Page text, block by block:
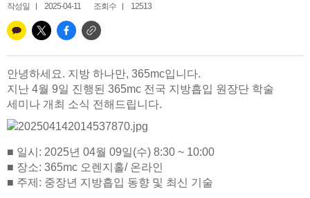
Line: 327
작성일 2025-04-11 조회수 12513
안녕하세요. 지방 하나만, 365mc입니다.
지난 4월 9일 진행된 365mc 전국 지방흡입 원장단 학술
세미나 개최 소식 전해드립니다.
■ 일시: 2025년 04월 09일(수) 8:30 ~ 10:00
■ 장소: 365mc 오렌지홀/ 온라인
■ 주제: 중장년 지방흡입 동향 및 최신 기술